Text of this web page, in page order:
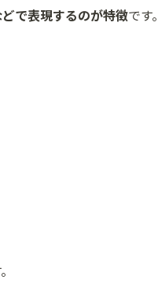
で表現するのが特徴です。